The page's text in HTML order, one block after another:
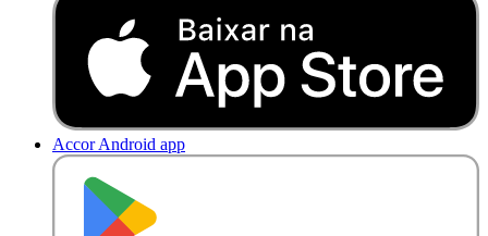
Accor Android app